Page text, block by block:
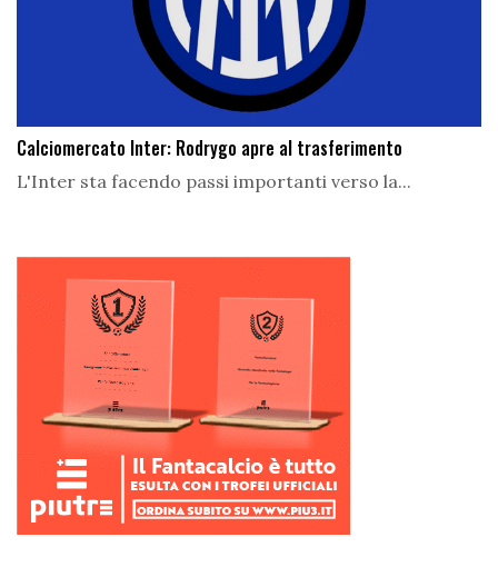
Calciomercato Inter: Rodrygo apre al trasferimento
L'Inter sta facendo passi importanti verso la...